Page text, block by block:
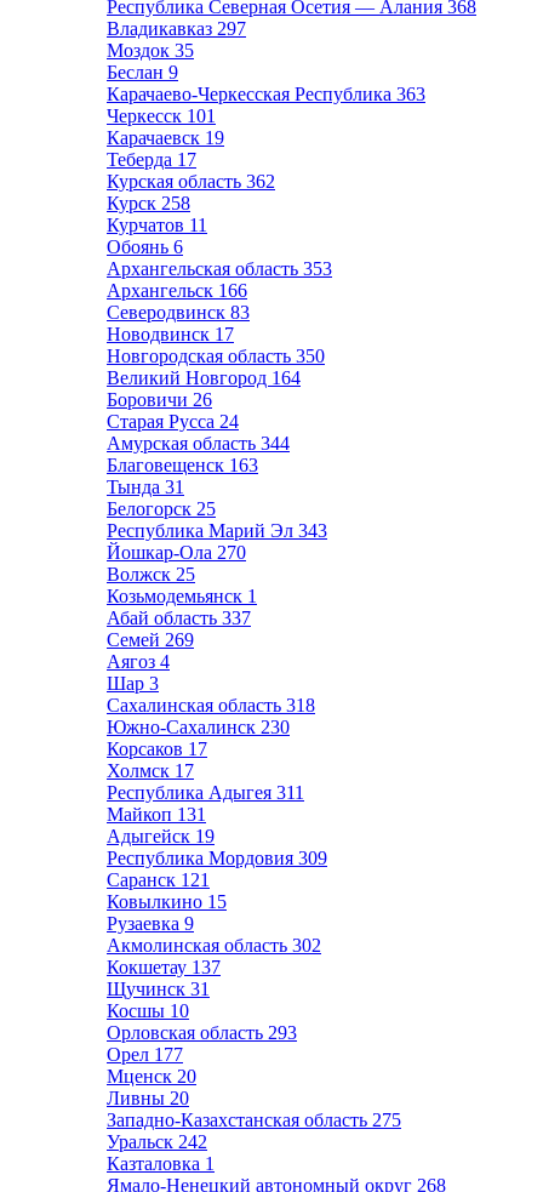
Республика Северная Осетия — Алания 368
Владикавказ 297
Моздок 35
Беслан 9
Карачаево-Черкесская Республика 363
Черкесск 101
Карачаевск 19
Теберда 17
Курская область 362
Курск 258
Курчатов 11
Обоянь 6
Архангельская область 353
Архангельск 166
Северодвинск 83
Новодвинск 17
Новгородская область 350
Великий Новгород 164
Боровичи 26
Старая Русса 24
Амурская область 344
Благовещенск 163
Тында 31
Белогорск 25
Республика Марий Эл 343
Йошкар-Ола 270
Волжск 25
Козьмодемьянск 1
Абай область 337
Семей 269
Аягоз 4
Шар 3
Сахалинская область 318
Южно-Сахалинск 230
Корсаков 17
Холмск 17
Республика Адыгея 311
Майкоп 131
Адыгейск 19
Республика Мордовия 309
Саранск 121
Ковылкино 15
Рузаевка 9
Акмолинская область 302
Кокшетау 137
Щучинск 31
Косшы 10
Орловская область 293
Орел 177
Мценск 20
Ливны 20
Западно-Казахстанская область 275
Уральск 242
Казталовка 1
Ямало-Ненецкий автономный округ 268